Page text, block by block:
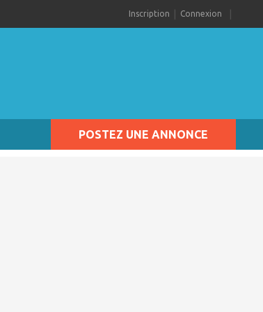
Inscription Connexion
POSTEZ UNE ANNONCE